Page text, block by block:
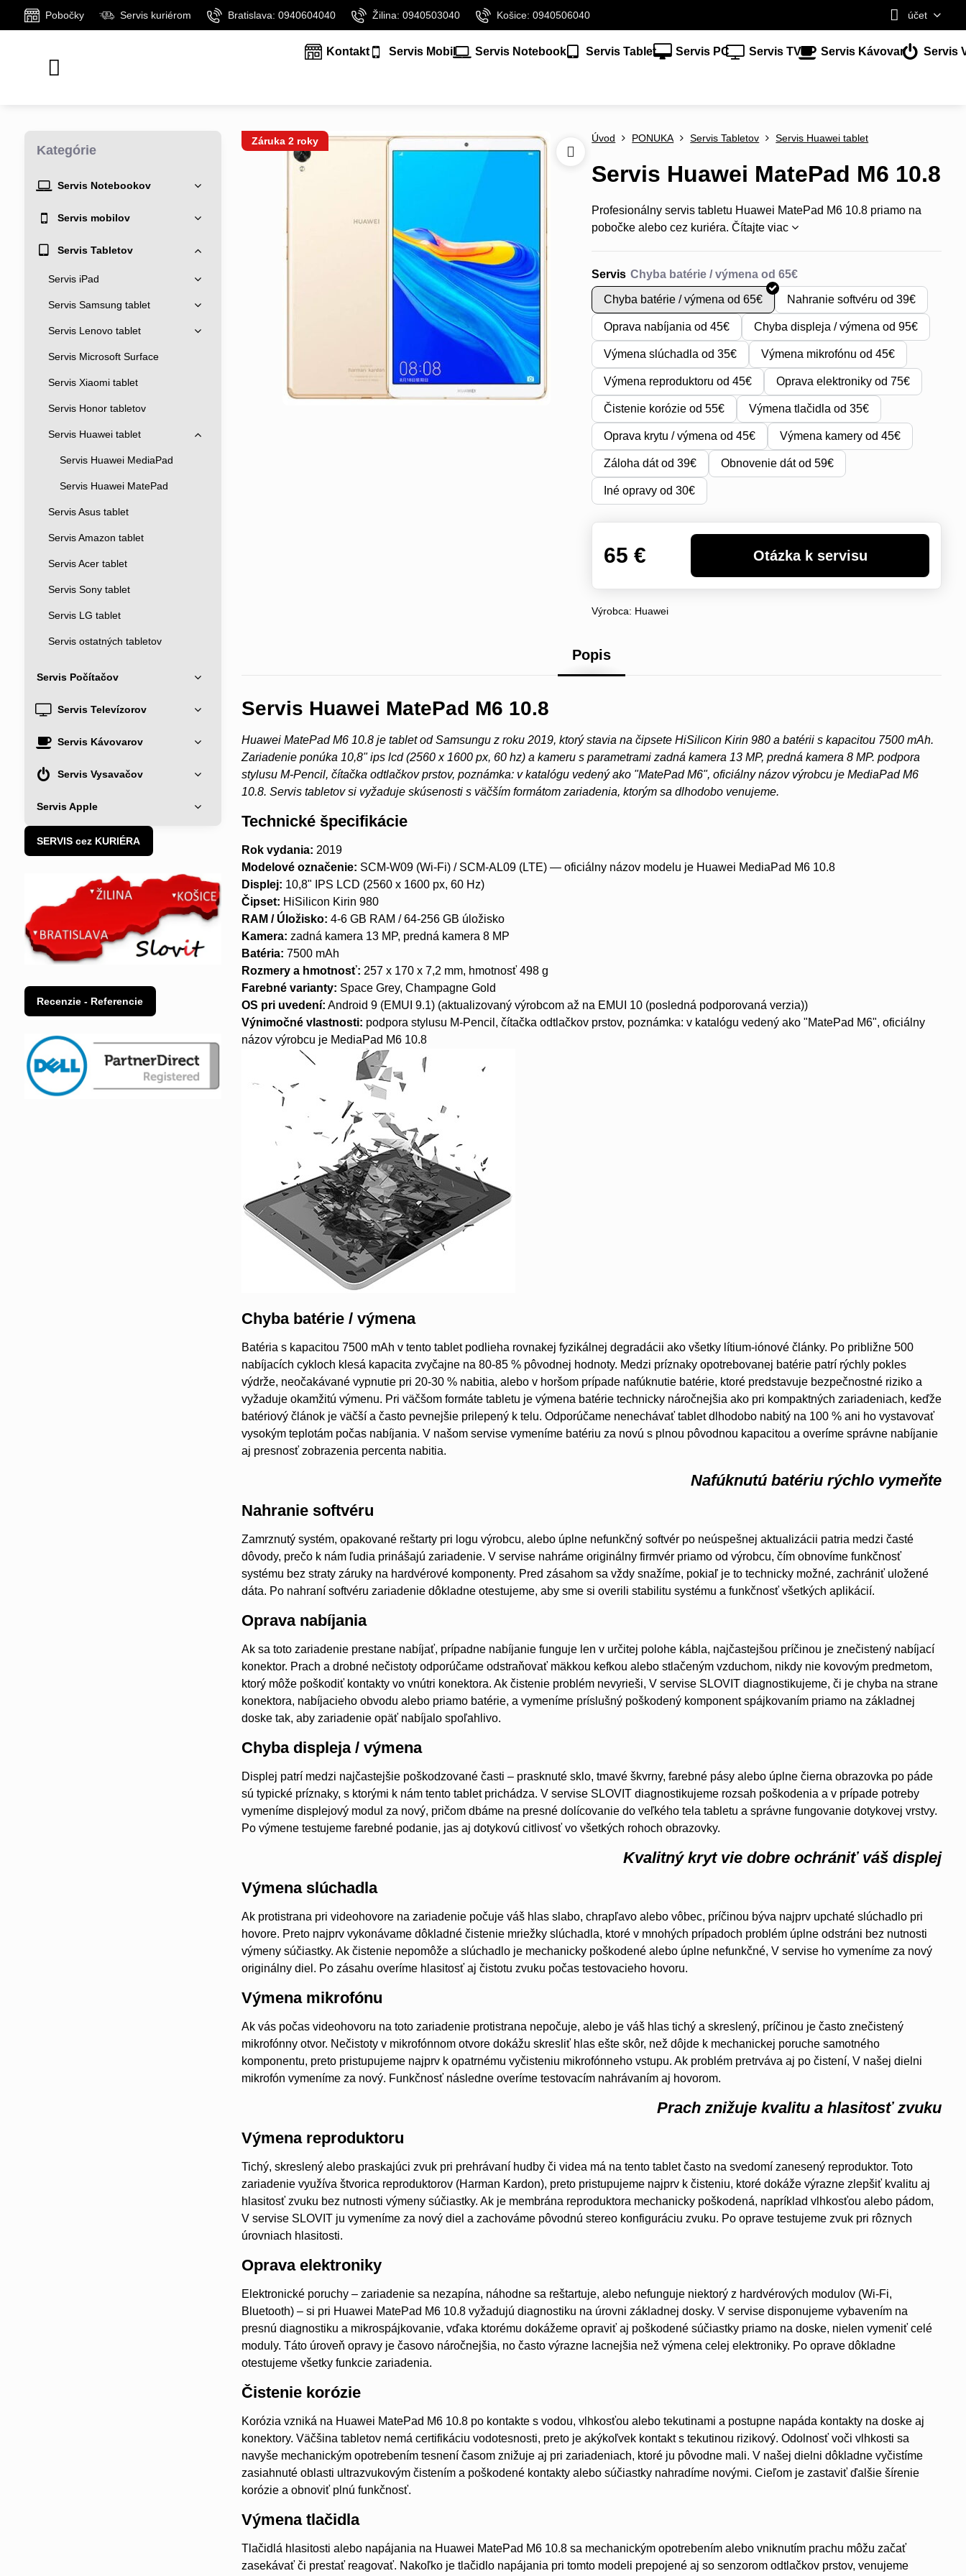
Pobočky Servis kuriérom Bratislava: 0940604040 Žilina: 0940503040 Košice: 0940506040 účet
Kontakt Servis Mobil Servis Notebook Servis Tablet Servis PC Servis TV Servis Kávovar Servis
Záruka 2 roky Úvod PONUKA Servis Tabletov Servis Huawei tablet
Servis Huawei MatePad M6 10.8
Profesionálny servis tabletu Huawei MatePad M6 10.8 priamo na
pobočke alebo cez kuriéra.Čítajte viac
Servis
Chyba batérie / výmena od 65€ Nahranie softvéru od 39€
Oprava nabíjania od 45€ Chyba displeja / výmena od 95€
Výmena slúchadla od 35€ Výmena mikrofónu od 45€
Výmena reproduktoru od 45€ Oprava elektroniky od 75€
Čistenie korózie od 55€ Výmena tlačidla od 35€
Oprava krytu / výmena od 45€ Výmena kamery od 45€
Záloha dát od 39€ Obnovenie dát od 59€
Iné opravy od 30€
65 €
Výrobca: Huawei
Popis
Servis Huawei MatePad M6 10.8
Huawei MatePad M6 10.8 je tablet od Samsungu z roku 2019, ktorý stavia na čipsete HiSilicon Kirin 980 a batérii s kapacitou 7500 mAh.
Zariadenie ponúka 10,8" ips lcd (2560 x 1600 px, 60 hz) a kameru s parametrami zadná kamera 13 MP, predná kamera 8 MP. podpora
stylusu M-Pencil, čítačka odtlačkov prstov, poznámka: v katalógu vedený ako "MatePad M6", oficiálny názov výrobcu je MediaPad M6
10.8. Servis tabletov si vyžaduje skúsenosti s väčším formátom zariadenia, ktorým sa dlhodobo venujeme.
Technické špecifikácie
Rok vydania: 2019
Modelové označenie: SCM-W09 (Wi-Fi) / SCM-AL09 (LTE) — oficiálny názov modelu je Huawei MediaPad M6 10.8
Displej: 10,8" IPS LCD (2560 x 1600 px, 60 Hz)
Čipset: HiSilicon Kirin 980
RAM / Úložisko: 4-6 GB RAM / 64-256 GB úložisko
Kamera: zadná kamera 13 MP, predná kamera 8 MP
Batéria: 7500 mAh
Rozmery a hmotnosť: 257 x 170 x 7,2 mm, hmotnosť 498 g
Farebné varianty: Space Grey, Champagne Gold
OS pri uvedení: Android 9 (EMUI 9.1) (aktualizovaný výrobcom až na EMUI 10 (posledná podporovaná verzia))
Výnimočné vlastnosti: podpora stylusu M-Pencil, čítačka odtlačkov prstov, poznámka: v katalógu vedený ako "MatePad M6", oficiálny
názov výrobcu je MediaPad M6 10.8
Chyba batérie / výmena
Batéria s kapacitou 7500 mAh v tento tablet podlieha rovnakej fyzikálnej degradácii ako všetky lítium-iónové články. Po približne 500
nabíjacích cykloch klesá kapacita zvyčajne na 80-85 % pôvodnej hodnoty. Medzi príznaky opotrebovanej batérie patrí rýchly pokles
výdrže, neočakávané vypnutie pri 20-30 % nabitia, alebo v horšom prípade nafúknutie batérie, ktoré predstavuje bezpečnostné riziko a
vyžaduje okamžitú výmenu. Pri väčšom formáte tabletu je výmena batérie technicky náročnejšia ako pri kompaktných zariadeniach, keďže
batériový článok je väčší a často pevnejšie prilepený k telu. Odporúčame nenechávať tablet dlhodobo nabitý na 100 % ani ho vystavovať
vysokým teplotám počas nabíjania. V našom servise vymeníme batériu za novú s plnou pôvodnou kapacitou a overíme správne nabíjanie
aj presnosť zobrazenia percenta nabitia.
Nafúknutú batériu rýchlo vymeňte
Nahranie softvéru
Zamrznutý systém, opakované reštarty pri logu výrobcu, alebo úplne nefunkčný softvér po neúspešnej aktualizácii patria medzi časté
dôvody, prečo k nám ľudia prinášajú zariadenie. V servise nahráme originálny firmvér priamo od výrobcu, čím obnovíme funkčnosť
systému bez straty záruky na hardvérové komponenty. Pred zásahom sa vždy snažíme, pokiaľ je to technicky možné, zachrániť uložené
dáta. Po nahraní softvéru zariadenie dôkladne otestujeme, aby sme si overili stabilitu systému a funkčnosť všetkých aplikácií.
Oprava nabíjania
Ak sa toto zariadenie prestane nabíjať, prípadne nabíjanie funguje len v určitej polohe kábla, najčastejšou príčinou je znečistený nabíjací
konektor. Prach a drobné nečistoty odporúčame odstraňovať mäkkou kefkou alebo stlačeným vzduchom, nikdy nie kovovým predmetom,
ktorý môže poškodiť kontakty vo vnútri konektora. Ak čistenie problém nevyrieši, V servise SLOVIT diagnostikujeme, či je chyba na strane
konektora, nabíjacieho obvodu alebo priamo batérie, a vymeníme príslušný poškodený komponent spájkovaním priamo na základnej
doske tak, aby zariadenie opäť nabíjalo spoľahlivo.
Chyba displeja / výmena
Displej patrí medzi najčastejšie poškodzované časti – prasknuté sklo, tmavé škvrny, farebné pásy alebo úplne čierna obrazovka po páde
sú typické príznaky, s ktorými k nám tento tablet prichádza. V servise SLOVIT diagnostikujeme rozsah poškodenia a v prípade potreby
vymeníme displejový modul za nový, pričom dbáme na presné dolícovanie do veľkého tela tabletu a správne fungovanie dotykovej vrstvy.
Po výmene testujeme farebné podanie, jas aj dotykovú citlivosť vo všetkých rohoch obrazovky.
Kvalitný kryt vie dobre ochrániť váš displej
Výmena slúchadla
Ak protistrana pri videohovore na zariadenie počuje váš hlas slabo, chrapľavo alebo vôbec, príčinou býva najprv upchaté slúchadlo pri
hovore. Preto najprv vykonávame dôkladné čistenie mriežky slúchadla, ktoré v mnohých prípadoch problém úplne odstráni bez nutnosti
výmeny súčiastky. Ak čistenie nepomôže a slúchadlo je mechanicky poškodené alebo úplne nefunkčné, V servise ho vymeníme za nový
originálny diel. Po zásahu overíme hlasitosť aj čistotu zvuku počas testovacieho hovoru.
Výmena mikrofónu
Ak vás počas videohovoru na toto zariadenie protistrana nepočuje, alebo je váš hlas tichý a skreslený, príčinou je často znečistený
mikrofónny otvor. Nečistoty v mikrofónnom otvore dokážu skresliť hlas ešte skôr, než dôjde k mechanickej poruche samotného
komponentu, preto pristupujeme najprv k opatrnému vyčisteniu mikrofónneho vstupu. Ak problém pretrváva aj po čistení, V našej dielni
mikrofón vymeníme za nový. Funkčnosť následne overíme testovacím nahrávaním aj hovorom.
Prach znižuje kvalitu a hlasitosť zvuku
Výmena reproduktoru
Tichý, skreslený alebo praskajúci zvuk pri prehrávaní hudby či videa má na tento tablet často na svedomí zanesený reproduktor. Toto
zariadenie využíva štvorica reproduktorov (Harman Kardon), preto pristupujeme najprv k čisteniu, ktoré dokáže výrazne zlepšiť kvalitu aj
hlasitosť zvuku bez nutnosti výmeny súčiastky. Ak je membrána reproduktora mechanicky poškodená, napríklad vlhkosťou alebo pádom,
V servise SLOVIT ju vymeníme za nový diel a zachováme pôvodnú stereo konfiguráciu zvuku. Po oprave testujeme zvuk pri rôznych
úrovniach hlasitosti.
Oprava elektroniky
Elektronické poruchy – zariadenie sa nezapína, náhodne sa reštartuje, alebo nefunguje niektorý z hardvérových modulov (Wi-Fi,
Bluetooth) – si pri Huawei MatePad M6 10.8 vyžadujú diagnostiku na úrovni základnej dosky. V servise disponujeme vybavením na
presnú diagnostiku a mikrospájkovanie, vďaka ktorému dokážeme opraviť aj poškodené súčiastky priamo na doske, nielen vymeniť celé
moduly. Táto úroveň opravy je časovo náročnejšia, no často výrazne lacnejšia než výmena celej elektroniky. Po oprave dôkladne
otestujeme všetky funkcie zariadenia.
Čistenie korózie
Korózia vzniká na Huawei MatePad M6 10.8 po kontakte s vodou, vlhkosťou alebo tekutinami a postupne napáda kontakty na doske aj
konektory. Väčšina tabletov nemá certifikáciu vodotesnosti, preto je akýkoľvek kontakt s tekutinou rizikový. Odolnosť voči vlhkosti sa
navyše mechanickým opotrebením tesnení časom znižuje aj pri zariadeniach, ktoré ju pôvodne mali. V našej dielni dôkladne vyčistíme
zasiahnuté oblasti ultrazvukovým čistením a poškodené kontakty alebo súčiastky nahradíme novými. Cieľom je zastaviť ďalšie šírenie
korózie a obnoviť plnú funkčnosť.
Výmena tlačidla
Tlačidlá hlasitosti alebo napájania na Huawei MatePad M6 10.8 sa mechanickým opotrebením alebo vniknutím prachu môžu začať
zasekávať či prestať reagovať. Nakoľko je tlačidlo napájania pri tomto modeli prepojené aj so senzorom odtlačkov prstov, venujeme
Kategórie
Servis Notebookov
Servis mobilov
Servis Tabletov
Servis iPad
Servis Samsung tablet
Servis Lenovo tablet
Servis Microsoft Surface
Servis Xiaomi tablet
Servis Honor tabletov
Servis Huawei tablet
Servis Huawei MediaPad
Servis Huawei MatePad
Servis Asus tablet
Servis Amazon tablet
Servis Acer tablet
Servis Sony tablet
Servis LG tablet
Servis ostatných tabletov
Servis Počítačov
Servis Televízorov
Servis Kávovarov
Servis Vysavačov
Servis Apple
SERVIS cez KURIÉRA
Recenzie - Referencie